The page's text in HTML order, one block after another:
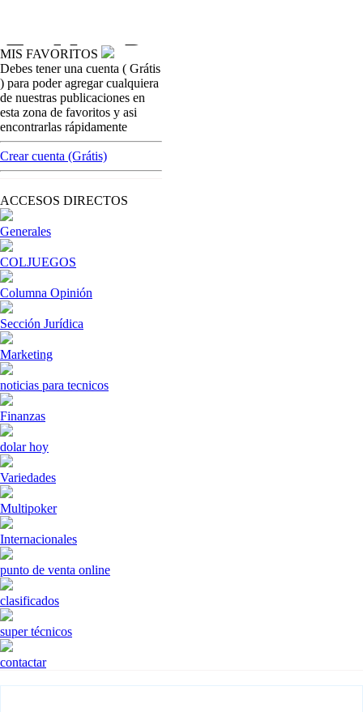
casinos-colombia-noticias
Hípica en Colombia: se quema en la puerta
del horno
[ Cerrar X ]
Advertisement
MIS FAVORITOS
Debes tener una cuenta ( Grátis
) para poder agregar cualquiera
de nuestras publicaciones en
esta zona de favoritos y asi
encontrarlas rápidamente
Crear cuenta (Grátis)
ACCESOS DIRECTOS
Generales
COLJUEGOS
Columna Opinión
Sección Jurídica
Marketing
noticias para tecnicos
Finanzas
dolar hoy
Variedades
Multipoker
Internacionales
punto de venta online
clasificados
super técnicos
contactar